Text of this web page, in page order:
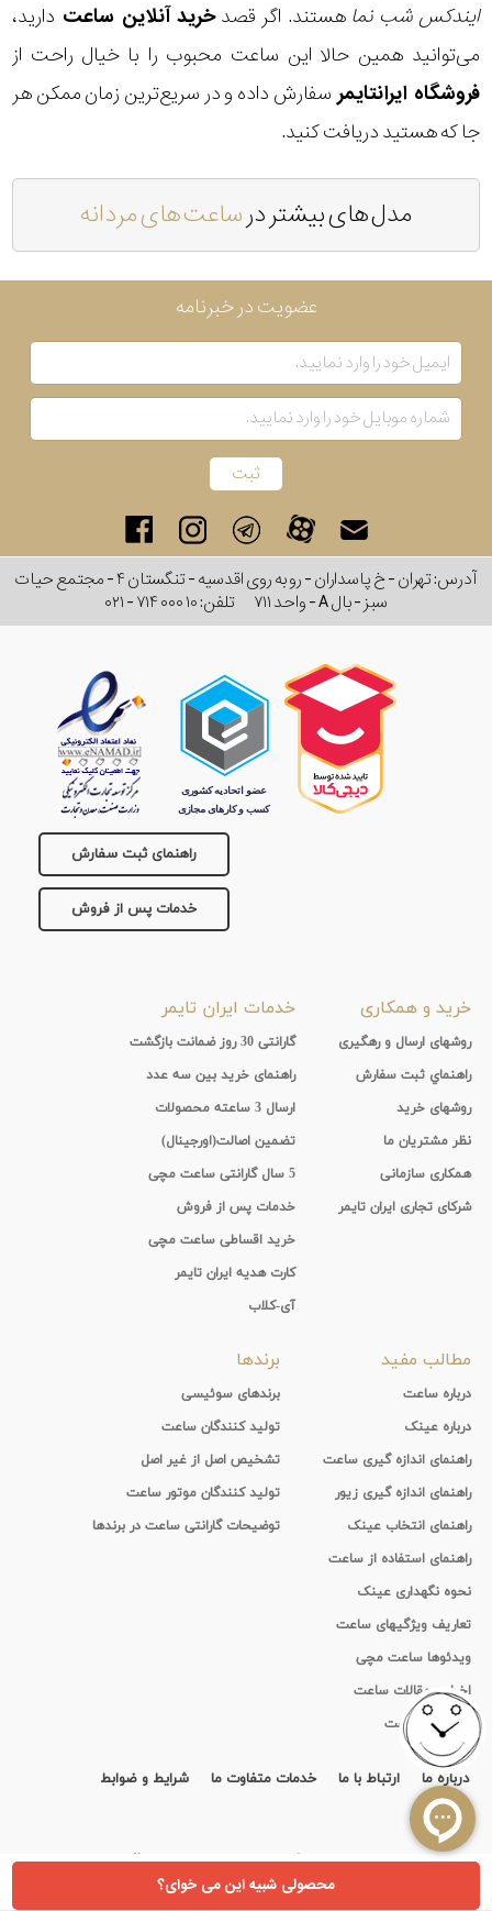
محصولی شبیه این می خوای؟
ایندکس شب نماهستند. اگر قصدخرید آنلاین ساعت دارید،
می‌توانید همین حالا این ساعت محبوب را با خیال راحت از
فروشگاه ایرانتایمر سفارش داده و در سریع‌ترین زمان ممکن هر
جا که هستید دریافت کنید.
مدل های بیشتر درساعت های مردانه
عضویت در خبرنامه
آدرس: تهران - خ پاسداران - رو به روی اقدسیه - تنگستان ۴ - مجتمع حیات
سبز - بال A - واحد ۷۱۱
تلفن:۰۲۱ - ۷۱۴ ۰۰۰ ۱۰
راهنمای ثبت سفارش
خدمات پس از فروش
خرید و همکاری
روشهای ارسال و رهگیری
راهنماي ثبت سفارش
روشهای خرید
نظر مشتریان ما
همکاری سازمانی
شرکای تجاری ایران تایمر
خدمات ایران تایمر
گارانتی 30 روز ضمانت بازگشت
راهنمای خرید بین سه عدد
ارسال 3 ساعته محصولات
تضمین اصالت(اورجینال)
5 سال گارانتی ساعت مچی
خدمات پس از فروش
خرید اقساطی ساعت مچی
کارت هدیه ایران تایمر
آی-کلاب
مطالب مفید
درباره ساعت
درباره عینک
راهنمای اندازه گیری ساعت
راهنمای اندازه گیری زیور
راهنمای انتخاب عینک
راهنمای استفاده از ساعت
نحوه نگهداری عینک
تعاریف ویژگیهای ساعت
ویدئوها ساعت مچی
اخبار و مقالات ساعت
تاریخچه ساعت
برندها
برندهای سوئیسی
تولید کنندگان ساعت
تشخیص اصل از غیر اصل
تولید کنندگان موتور ساعت
توضیحات گارانتی ساعت در برندها
درباره ما ارتباط با ما خدمات متفاوت ما
شرایط و ضوابط
قرارداد
استفاده از مطالب سايت ایران تایمر فقط برای مقاصد غیر تجاری و با ذکر منبع بلامانع است.
Copyright ©